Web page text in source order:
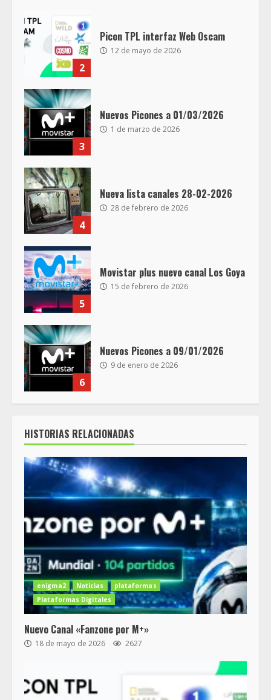
2
Picon TPL interfaz Web Oscam
12 de mayo de 2026
3
Nuevos Picones a 01/03/2026
1 de marzo de 2026
4
Nueva lista canales 28-02-2026
28 de febrero de 2026
5
Movistar plus nuevo canal Los Goya
15 de febrero de 2026
6
Nuevos Picones a 09/01/2026
9 de enero de 2026
HISTORIAS RELACIONADAS
enigma2 Noticias
plataformas
Plataformas Digitales
Nuevo Canal «Fanzone por M+»
18 de mayo de 2026 2627